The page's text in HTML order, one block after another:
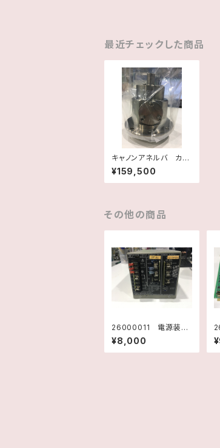
最近チェックした商品
キャノンアネルバ カソ
ード回転駆動ハウジン
グ
¥159,500
その他の商品
26000011 電源装
置 POWER SUPPLY
63315E 10923400
1 ヒューレットパッカー
¥8,000